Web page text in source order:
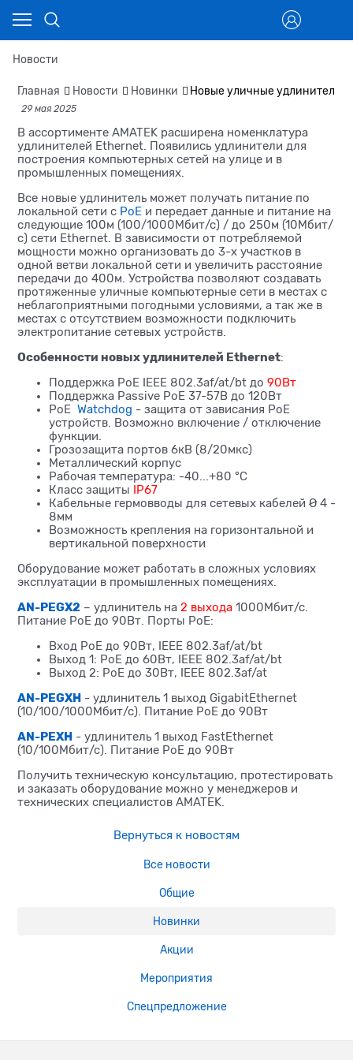
Новости
Главная Новости Новинки Новые уличные удлинители
29 мая 2025
В ассортименте AMATEK расширена номенклатура
удлинителей Ethernet. Появились удлинители для
построения компьютерных сетей на улице и в
промышленных помещениях.
Все новые удлинитель может получать питание по
локальной сети с PoE и передает данные и питание на
следующие 100м (100/1000Мбит/с) / до 250м (10Мбит/
с) сети Ethernet. В зависимости от потребляемой
мощности можно организовать до 3-х участков в
одной ветви локальной сети и увеличить расстояние
передачи до 400м. Устройства позволяют создавать
протяженные уличные компьютерные сети в местах с
неблагоприятными погодными условиями, а так же в
местах с отсутствием возможности подключить
электропитание сетевых устройств.
Особенности новых удлинителей Ethernet:
Поддержка PoE IEEE 802.3af/at/bt до 90Вт
Поддержка Passive PoE 37-57В до 120Вт
PoE Watchdog - защита от зависания PoE
устройств. Возможно включение / отключение
функции.
Грозозащита портов 6кВ (8/20мкс)
Металлический корпус
Рабочая температура: -40...+80 °С
Класс защиты
IP67
Кабельные гермовводы для сетевых кабелей Ø 4 -
8мм
Возможность крепления на горизонтальной и
вертикальной поверхности
Оборудование может работать в сложных условиях
эксплуатации в промышленных помещениях.
AN-PEGX2 – удлинитель на 2 выхода 1000Мбит/с.
Питание PoE до 90Вт. Порты PoE:
Вход PoE до 90Вт, IEEE 802.3af/at/bt
Выход 1: PoE до 60Вт, IEEE 802.3af/at/bt
Выход 2: PoE до 30Вт, IEEE 802.3af/at
AN-PEGXH - удлинитель 1 выход GigabitEthernet
(10/100/1000Мбит/с). Питание PoE до 90Вт
AN-PEXH - удлинитель 1 выход FastEthernet
(10/100Мбит/с). Питание PoE до 90Вт
Получить техническую консультацию, протестировать
и заказать оборудование можно у менеджеров и
технических специалистов AMATEK.
Вернуться к новостям
Все новости
Общие
Новинки
Акции
Мероприятия
Спецпредложение